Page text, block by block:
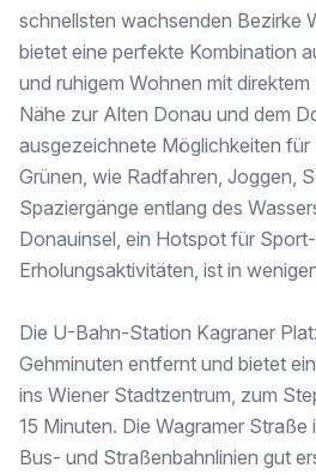
Klinik <2.250m
Krankenhaus <3.500m
Kinder & Schulen
Schule <250m
Kindergarten <250m
Universität <1.250m
Höhere Schule <500m
Nahversorgung
Supermarkt <250m
Sonstige
Geldautomat <250m
Bank <250m
Post <750m
Polizei <500m
schnellsten wachsenden Bezirke
bietet eine perfekte Kombination
und ruhigem Wohnen mit
Nähe zur Alten Donau und dem
ausgezeichnete Möglichkeiten für
Grünen, wie Radfahren, Joggen,
Spaziergänge entlang des
Donauinsel, ein Hotspot für
Erholungsaktivitäten, ist in
Die U-Bahn-Station Kagraner
Gehminuten entfernt und bietet
ins Wiener Stadtzentrum, zum
15 Minuten. Die Wagramer
Bus- und Straßenbahnlinien gut